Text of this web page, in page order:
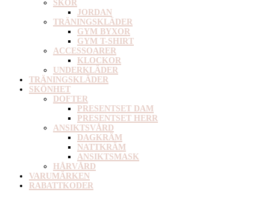
SKOR
JORDAN
TRÄNINGSKLÄDER
GYM BYXOR
GYM T-SHIRT
ACCESSOARER
KLOCKOR
UNDERKLÄDER
TRÄNINGSKLÄDER
SKÖNHET
DOFTER
PRESENTSET DAM
PRESENTSET HERR
ANSIKTSVÅRD
DAGKRÄM
NATTKRÄM
ANSIKTSMASK
HÅRVÅRD
VARUMÄRKEN
RABATTKODER